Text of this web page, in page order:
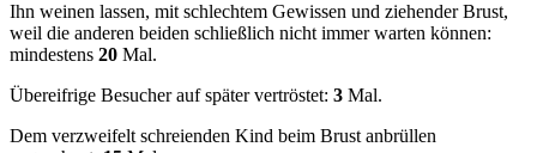
Ihn weinen lassen, mit schlechtem Gewissen und ziehender Brust,
weil die anderen beiden schließlich nicht immer warten können:
mindestens 20 Mal.
Übereifrige Besucher auf später vertröstet: 3 Mal.
Dem verzweifelt schreienden Kind beim Brust anbrüllen